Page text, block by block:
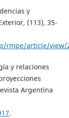
y
(113), 35-
rmpe/article/view/
y relaciones
Argentina
.